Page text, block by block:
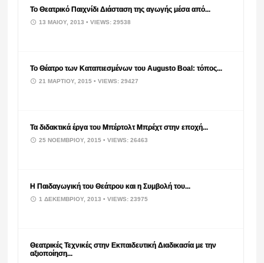
Το Θεατρικό Παιχνίδι Διάσταση της αγωγής μέσα από...
13 ΜΑΪ́ΟΥ, 2013• VIEWS: 29538
Το Θέατρο των Καταπιεσμένων του Augusto Boal: τόπος...
21 ΜΑΡΤΊΟΥ, 2015• VIEWS: 29427
Τα διδακτικά έργα του Μπέρτολτ Μπρέχτ στην εποχή...
25 ΝΟΕΜΒΡΊΟΥ, 2015• VIEWS: 26463
Η Παιδαγωγική του Θεάτρου και η Συμβολή του...
1 ΔΕΚΕΜΒΡΊΟΥ, 2013• VIEWS: 23975
Θεατρικές Τεχνικές στην Εκπαιδευτική Διαδικασία με την
αξιοποίηση...